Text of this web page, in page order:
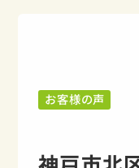
お客様の声